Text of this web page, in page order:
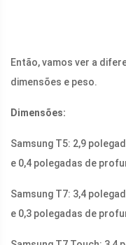
Então, vamos ver a
dimensões e peso.
Dimensões:
Samsung T5: 2,9
e 0,4 polegadas de
Samsung T7: 3,4
e 0,3 polegadas de